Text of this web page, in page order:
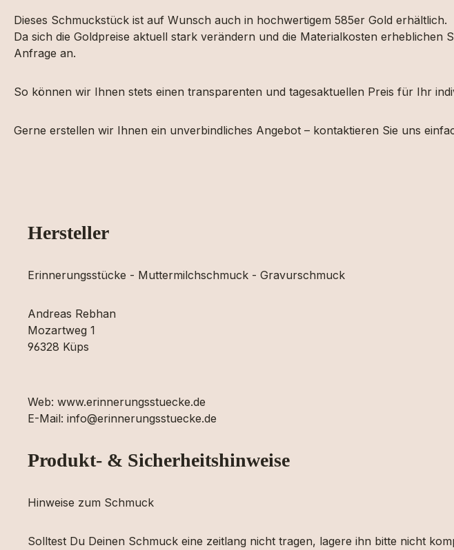
Dieses Schmuckstück ist auf Wunsch auch in hochwertigem 585er Gold erhältlich.
Da sich die Goldpreise aktuell stark verändern und die Materialkosten
Anfrage an.
So können wir Ihnen stets einen transparenten und tagesaktuellen Preis für Ihr
Gerne erstellen wir Ihnen ein unverbindliches Angebot – kontaktieren Sie uns
Hersteller
Erinnerungsstücke - Muttermilchschmuck - Gravurschmuck
Andreas Rebhan
Mozartweg 1
96328 Küps
Web: www.erinnerungsstuecke.de
E-Mail: info@erinnerungsstuecke.de
Produkt- & Sicherheitshinweise
Hinweise zum Schmuck
Solltest Du Deinen Schmuck eine zeitlang nicht tragen, lagere ihn bitte nicht